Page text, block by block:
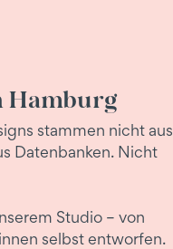
Hamburg
stammen nicht aus
Datenbanken. Nicht
Studio – von
selbst entworfen.